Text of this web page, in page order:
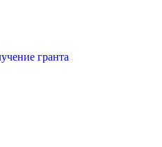
гранта